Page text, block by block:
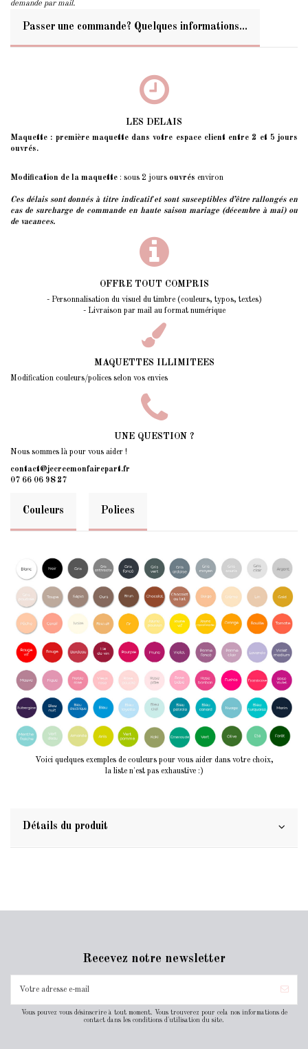
demande par mail.
Passer une commande? Quelques informations...
LES DELAIS
Maquette : première maquette dans votre espace client entre 2 et 5 jours
ouvrés.
Modification de la maquette : sous 2 jours ouvrés environ
Ces délais sont donnés à titre indicatif et sont susceptibles d’être rallongés en
cas de surcharge de commande en haute saison mariage (décembre à mai) ou
de vacances.
OFFRE TOUT COMPRIS
- Personnalisation du visuel du timbre (couleurs, typos, textes)
- Livraison par mail au format numérique
MAQUETTES ILLIMITEES
Modification couleurs/polices selon vos envies
UNE QUESTION ?
Nous sommes là pour vous aider !
contact@jecreemonfairepart.fr
07 66 06 98 27
Couleurs Polices
Voici quelques exemples de couleurs pour vous aider dans votre choix,
la liste n'est pas exhaustive :)
Détails du produit
Recevez notre newsletter
Vous pouvez vous désinscrire à tout moment. Vous trouverez pour cela nos informations de
contact dans les conditions d'utilisation du site.